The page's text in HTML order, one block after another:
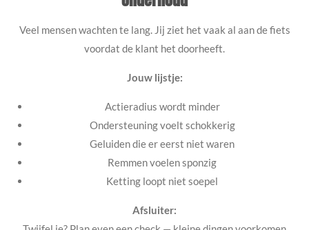
Veel mensen wachten te lang. Jij ziet het vaak al aan de fiets
voordat de klant het doorheeft.
Jouw lijstje:
Actieradius wordt minder
Ondersteuning voelt schokkerig
Geluiden die er eerst niet waren
Remmen voelen sponzig
Ketting loopt niet soepel
Afsluiter: